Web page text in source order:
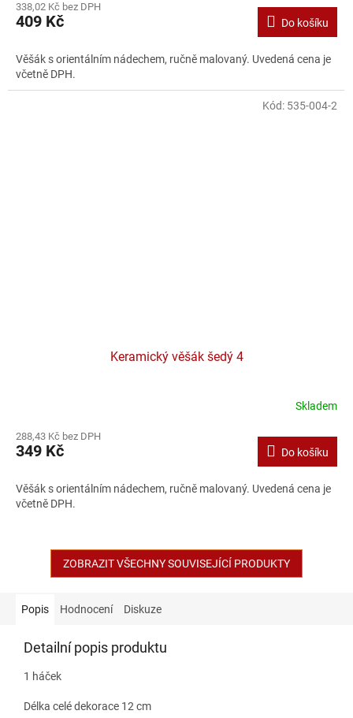
338,02 Kč bez DPH
409 Kč Do košíku
Věšák s orientálním nádechem, ručně malovaný. Uvedená cena je
včetně DPH.
Keramický věšák šedý 4
Skladem
288,43 Kč bez DPH
349 Kč Do košíku
Věšák s orientálním nádechem, ručně malovaný. Uvedená cena je
včetně DPH.
Kód: 535-004-2
ZOBRAZIT VŠECHNY SOUVISEJÍCÍ PRODUKTY
Popis Hodnocení Diskuze
Detailní popis produktu
1 háček
Délka celé dekorace 12 cm